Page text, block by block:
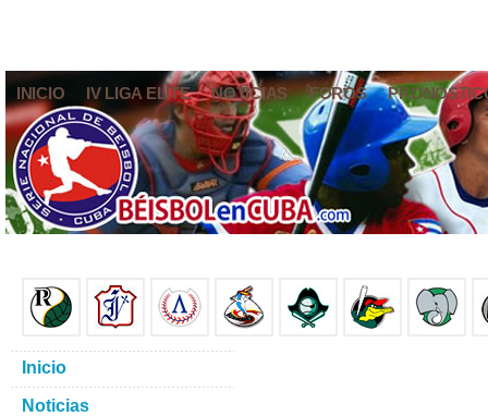
INICIO IV LIGA ELITE NOTICIAS FOROS
Inicio
Noticias